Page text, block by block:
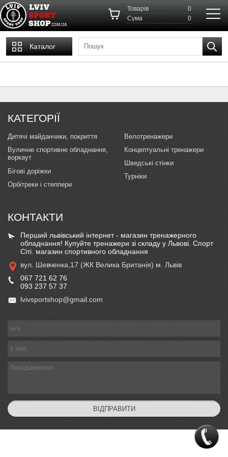
Товарів
0
Cума
0
Каталог
КАТЕГОРІЇ
Дитячі майданчики, покриття
Вуличне спортивне обладнання,
воркаут
Бігові доріжки
Орбітреки і степпери
Велотренажери
Концептуальні тренажери
Шведські стінки
Турніки
КОНТАКТИ
Перший львівський інтернет - магазин тренажерного
обладнання! Купуйте тренажери зі складу у Львові. Спорт
Сіті. магазин спортивного обладнання
вул. Шевченка,17 (ЖК Велика Британія) м. Львів
067 721 62 76
093 237 57 37
lvivsportshop@gmail.com